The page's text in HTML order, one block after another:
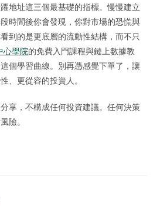
地址這三個最基礎的指標。慢慢建立
時間後你會發現，你對市場的恐慌與
到的是更底層的流動性結構，而不只
心學院的免費入門課程與鏈上數據教
個學習曲線。別再憑感覺下單了，讓
、更從容的投資人。
享，不構成任何投資建議。任何決策
險。